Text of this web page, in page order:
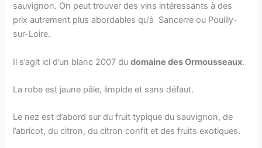
sauvignon. On peut trouver des vins intéressants à des
prix autrement plus abordables qu’à Sancerre ou Pouilly-
sur-Loire.
Il s’agit ici d’un blanc 2007 dudomaine des Ormousseaux.
La robe est jaune pâle, limpide et sans défaut.
Le nez est d’abord sur du fruit typique du sauvignon, de
l’abricot, du citron, du citron confit et des fruits exotiques.